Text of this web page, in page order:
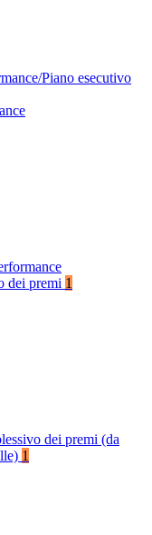
Piano esecutivo
dei premi 1
dei premi (da
1